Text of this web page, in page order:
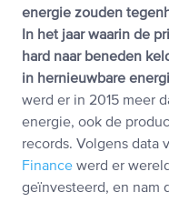
energie zouden
In het jaar waarin de
hard naar beneden
in hernieuwbare
werd er in 2015 meer
energie, ook de
records. Volgens data
Finance werd er
geïnvesteerd, en nam